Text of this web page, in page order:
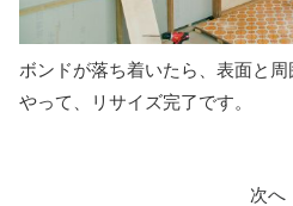
ボンドが落ち着いたら、表面と
やって、リサイズ完了です。
次へ